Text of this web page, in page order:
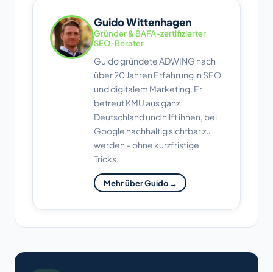
Guido Wittenhagen
Gründer & BAFA-zertifizierter
SEO-Berater
Guido gründete ADWING nach
über 20 Jahren Erfahrung in SEO
und digitalem Marketing. Er
betreut KMU aus ganz
Deutschland und hilft ihnen, bei
Google nachhaltig sichtbar zu
werden – ohne kurzfristige
Tricks.
Mehr über Guido →